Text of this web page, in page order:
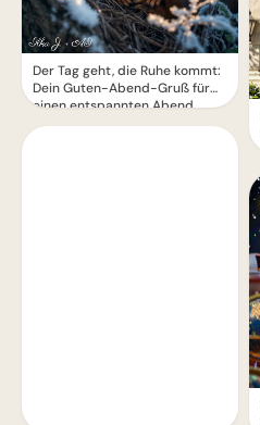
Der Tag geht, die Ruhe kommt:
Dein Guten-Abend-Gruß für
einen entspannten Abend